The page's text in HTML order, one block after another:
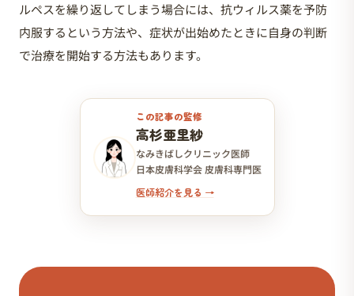
ルペスを繰り返してしまう場合には、抗ウィルス薬を予防
内服するという方法や、症状が出始めたときに自身の判断
で治療を開始する方法もあります。
この記事の監修
高杉亜里紗
なみきばしクリニック医師
日本皮膚科学会 皮膚科専門医
医師紹介を見る →